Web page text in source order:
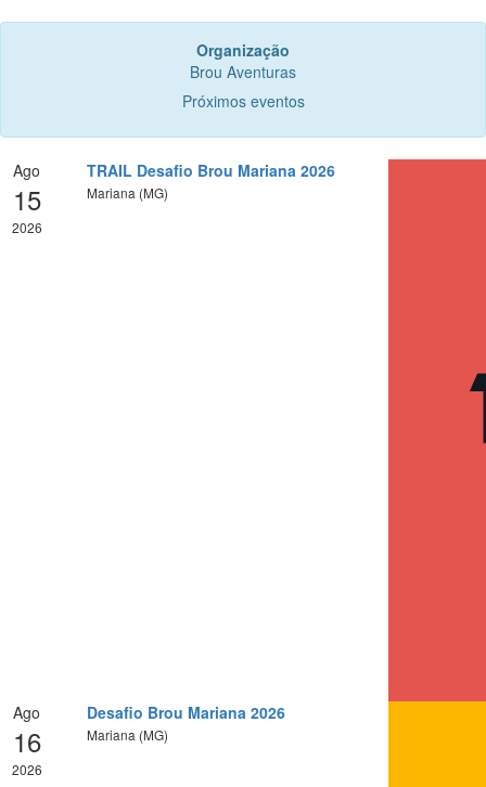
Organização
Brou Aventuras
Próximos eventos
Ago
15
2026
TRAIL Desafio Brou Mariana 2026
Mariana (MG)
Ago
16
2026
Desafio Brou Mariana 2026
Mariana (MG)